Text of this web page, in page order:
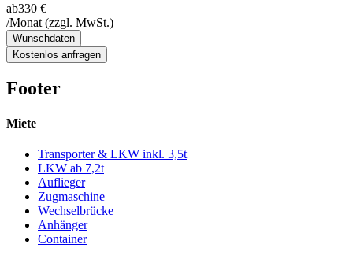
ab330 €
/Monat (zzgl. MwSt.)
Wunschdaten
Kostenlos anfragen
Footer
Miete
Transporter & LKW inkl. 3,5t
LKW ab 7,2t
Auflieger
Zugmaschine
Wechselbrücke
Anhänger
Container